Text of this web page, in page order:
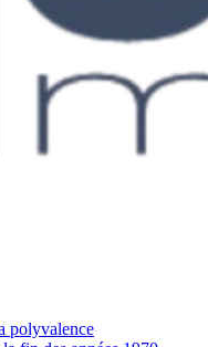
polyvalence